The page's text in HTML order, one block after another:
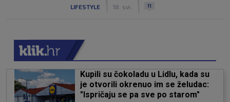
LIFESTYLE 18. svi. 11
Kupili su čokoladu u Lidlu, kada su
je otvorili okrenuo im se želudac:
"Ispričaju se pa sve po starom"